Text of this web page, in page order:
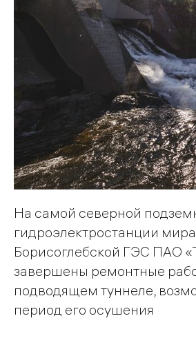
На самой северной
гидроэлектростанции
Борисоглебской ГЭС ПАО
завершены ремонтные
подводящем туннеле,
период его осушения